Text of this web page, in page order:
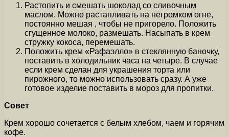
Растопить и смешать шоколад со сливочным
маслом. Можно растапливать на негромком огне,
постоянно мешая , чтобы не пригорело. Положить
сгущенное молоко, размешать. Насыпать в крем
стружку кокоса, перемешать.
Положить крем «Рафаэлло» в стеклянную баночку,
поставить в холодильник часа на четыре. В случае
если крем сделан для украшения торта или
пирожного, то можно использовать сразу. А уже
готовое изделие поставить в мороз для пропитки.
Совет
Крем хорошо сочетается с белым хлебом, чаем и горячим
кофе.